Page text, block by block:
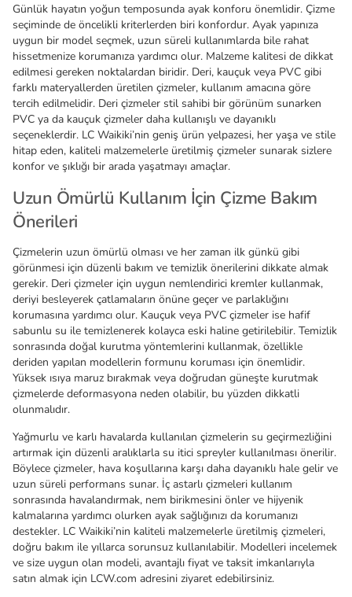
Günlük hayatın yoğun temposunda ayak konforu önemlidir. Çizme
seçiminde de öncelikli kriterlerden biri konfordur. Ayak yapınıza
uygun bir model seçmek, uzun süreli kullanımlarda bile rahat
hissetmenize korumanıza yardımcı olur. Malzeme kalitesi de dikkat
edilmesi gereken noktalardan biridir. Deri, kauçuk veya PVC gibi
farklı materyallerden üretilen çizmeler, kullanım amacına göre
tercih edilmelidir. Deri çizmeler stil sahibi bir görünüm sunarken
PVC ya da kauçuk çizmeler daha kullanışlı ve dayanıklı
seçeneklerdir. LC Waikiki’nin geniş ürün yelpazesi, her yaşa ve stile
hitap eden, kaliteli malzemelerle üretilmiş çizmeler sunarak sizlere
konfor ve şıklığı bir arada yaşatmayı amaçlar.
Uzun Ömürlü Kullanım İçin Çizme Bakım
Önerileri
Çizmelerin uzun ömürlü olması ve her zaman ilk günkü gibi
görünmesi için düzenli bakım ve temizlik önerilerini dikkate almak
gerekir. Deri çizmeler için uygun nemlendirici kremler kullanmak,
deriyi besleyerek çatlamaların önüne geçer ve parlaklığını
korumasına yardımcı olur. Kauçuk veya PVC çizmeler ise hafif
sabunlu su ile temizlenerek kolayca eski haline getirilebilir. Temizlik
sonrasında doğal kurutma yöntemlerini kullanmak, özellikle
deriden yapılan modellerin formunu koruması için önemlidir.
Yüksek ısıya maruz bırakmak veya doğrudan güneşte kurutmak
çizmelerde deformasyona neden olabilir, bu yüzden dikkatli
olunmalıdır.
Yağmurlu ve karlı havalarda kullanılan çizmelerin su geçirmezliğini
artırmak için düzenli aralıklarla su itici spreyler kullanılması önerilir.
Böylece çizmeler, hava koşullarına karşı daha dayanıklı hale gelir ve
uzun süreli performans sunar. İç astarlı çizmeleri kullanım
sonrasında havalandırmak, nem birikmesini önler ve hijyenik
kalmalarına yardımcı olurken ayak sağlığınızı da korumanızı
destekler. LC Waikiki’nin kaliteli malzemelerle üretilmiş çizmeleri,
doğru bakım ile yıllarca sorunsuz kullanılabilir. Modelleri incelemek
ve size uygun olan modeli, avantajlı fiyat ve taksit imkanlarıyla
satın almak için LCW.com adresini ziyaret edebilirsiniz.